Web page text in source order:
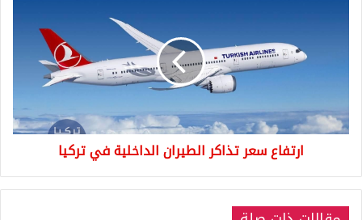
ارتفاع سعر تذاكر الطيران الداخلية في تركيا